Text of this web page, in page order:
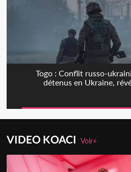
Togo : Conflit russo-
détenus en Ukraine,
VIDEO KOACIVoir+